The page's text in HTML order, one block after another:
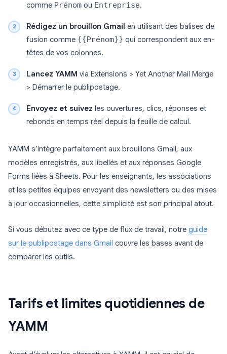
comme Prénom ou Entreprise.
Rédigez un brouillon Gmail en utilisant des balises de
fusion comme {{Prénom}} qui correspondent aux en-
têtes de vos colonnes.
Lancez YAMM via Extensions > Yet Another Mail Merge
> Démarrer le publipostage.
Envoyez et suivez les ouvertures, clics, réponses et
rebonds en temps réel depuis la feuille de calcul.
YAMM s’intègre parfaitement aux brouillons Gmail, aux
modèles enregistrés, aux libellés et aux réponses Google
Forms liées à Sheets. Pour les enseignants, les associations
et les petites équipes envoyant des newsletters ou des mises
à jour occasionnelles, cette simplicité est son principal atout.
Si vous débutez avec ce type de flux de travail, notre guide
sur le publipostage dans Gmail couvre les bases avant de
comparer les outils.
Tarifs et limites quotidiennes de
YAMM